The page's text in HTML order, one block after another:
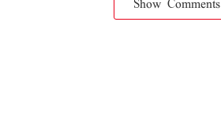
Show Comments